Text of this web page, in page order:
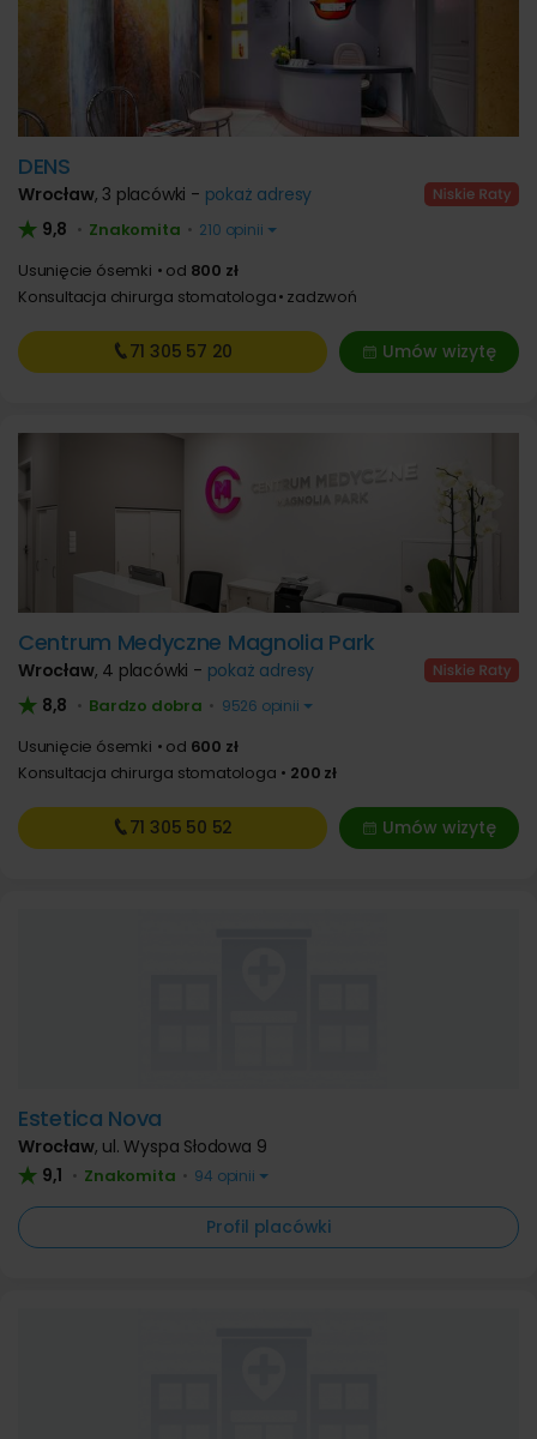
DENS
Wrocław,3 placówki - pokaż adresy
9,8 • Znakomita • 210 opinii
Usunięcie ósemki od 800 zł
Konsultacja chirurga stomatologa zadzwoń
Umów wizytę
71 305 57 20
Centrum Medyczne Magnolia Park
Wrocław, 4 placówki - pokaż adresy
8,8 • Bardzo dobra • 9526 opinii
Usunięcie ósemki od 600 zł
Konsultacja chirurga stomatologa
200 zł
Umów wizytę
71 305 50 52
Estetica Nova
Wrocław, ul. Wyspa Słodowa 9
9,1 • Znakomita • 94 opinii
Profil placówki